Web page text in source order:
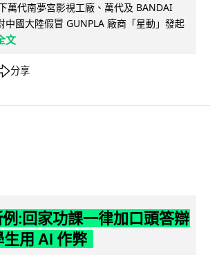
萬代南夢宮影視工廠、萬代及 BANDAI
中國大陸假冒 GUNPLA 廠商「星動」發起
文
分享
:回家功課一律加口頭答辯
用 AI 作弊